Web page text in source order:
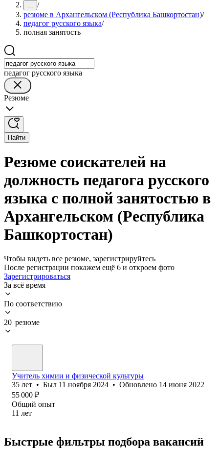
... /
резюме в Архангельском (Республика Башкортостан)/
педагог русского языка/
полная занятость
педагог русского языка
Резюме
Найти
Резюме соискателей на
должность педагога русского
языка с полной занятостью в
Архангельском (Республика
Башкортостан)
Чтобы видеть все резюме, зарегистрируйтесь
После регистрации покажем ещё 6 и откроем фото
Зарегистрироваться
За всё время
По соответствию
20 резюме
Учитель химии и физической культуры
35 лет • Был 11 ноября 2024 • Обновлено 14 июня 2022
55 000 ₽
Общий опыт
11 лет
Быстрые фильтры подбора вакансий